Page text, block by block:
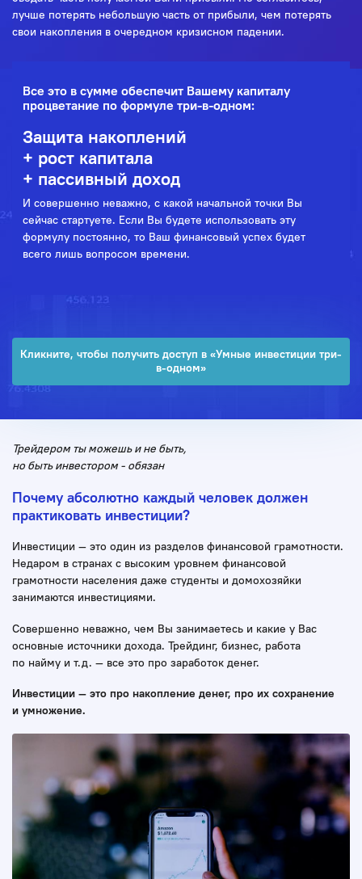
лучше потерять небольшую часть от прибыли, чем потерять
свои накопления в очередном кризисном падении.
Все это в сумме обеспечит Вашему капиталу
процветание по формуле три-в-одном:
Защита накоплений
+ рост капитала
+ пассивный доход
И совершенно неважно, с какой начальной точки Вы
сейчас стартуете. Если Вы будете использовать эту
формулу постоянно, то Ваш финансовый успех будет
всего лишь вопросом времени.
Кликните, чтобы получить доступ в «Умные инвестиции три-
в-одном»
Трейдером ты можешь и не быть,
но быть инвестором - обязан
Почему абсолютно каждый человек должен
практиковать инвестиции?
Инвестиции — это один из разделов финансовой грамотности.
Недаром в странах с высоким уровнем финансовой
грамотности населения даже студенты и домохозяйки
занимаются инвестициями.
Совершенно неважно, чем Вы занимаетесь и какие у Вас
основные источники дохода. Трейдинг, бизнес, работа
по найму и т.д. — все это про заработок денег.
Инвестиции — это про накопление денег, про их сохранение
и умножение.